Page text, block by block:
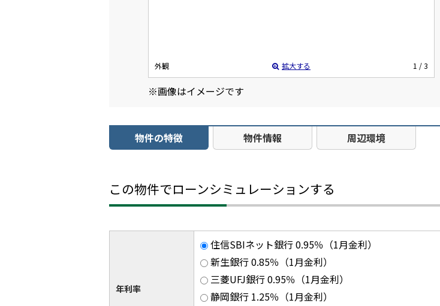
外観 拡大する 1 / 3
※画像はイメージです
物件の特徴 物件情報 周辺環境
この物件でローンシミュレーションする
年利率
住信SBIネット銀行 0.95％（1月金利）
新生銀行 0.85％（1月金利）
三菱UFJ銀行 0.95％（1月金利）
静岡銀行 1.25％（1月金利）